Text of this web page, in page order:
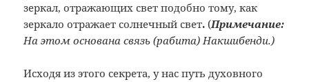
зеркал, отражающих свет подобно тому, как
зеркало отражает солнечный свет. (Примечание:
На этом основана связь (рабита) Накшибенди.)
Исходя из этого секрета, у нас путь духовного